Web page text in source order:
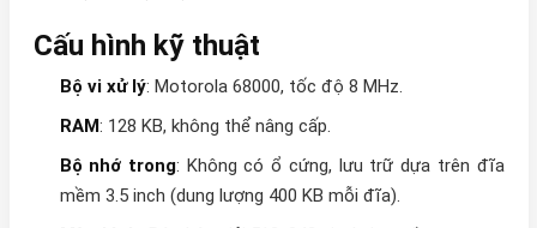
Cấu hình kỹ thuật
Bộ vi xử lý: Motorola 68000, tốc độ 8 MHz.
RAM: 128 KB, không thể nâng cấp.
Bộ nhớ trong: Không có ổ cứng, lưu trữ dựa trên đĩa
mềm 3.5 inch (dung lượng 400 KB mỗi đĩa).